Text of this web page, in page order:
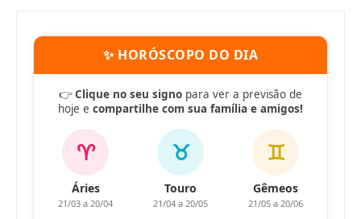
✨ HORÓSCOPO DO DIA
👉Clique no seu signo para ver a previsão de
hoje e compartilhe com sua família e amigos!
♈
Áries
21/03 a 20/04
♉
Touro
21/04 a 20/05
♊
Gêmeos
21/05 a 20/06